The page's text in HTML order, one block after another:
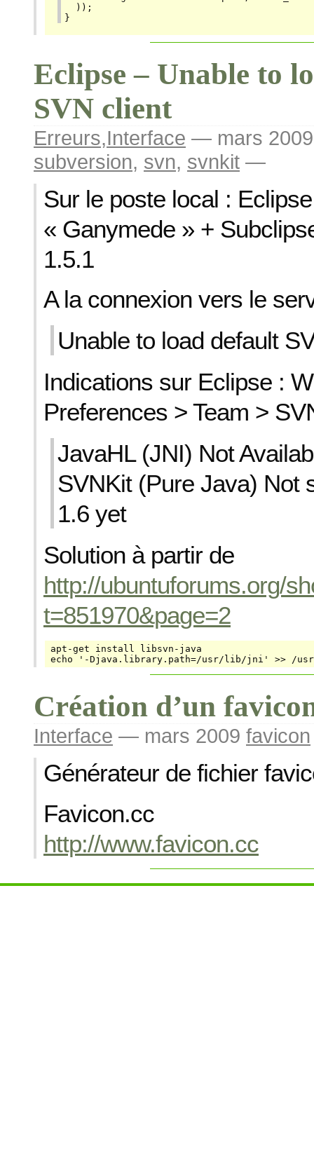
));
}
Eclipse – Unable to
SVN client
Erreurs,Interface — mars
subversion, svn, svnkit —
Sur le poste local :
« Ganymede » +
1.5.1
A la connexion vers le
Unable to load default
Indications sur Eclipse :
Preferences > Team >
JavaHL (JNI) Not
SVNKit (Pure Java) Not
1.6 yet
Solution à partir de
http://ubuntuforums.org/
t=851970&page=2
apt-get install libsvn-java
echo '-Djava.library.path=/usr/lib/jni' >> /
Création d’un
Interface — mars 2009 favicon
Générateur de fichier
Favicon.cc
http://www.favicon.cc